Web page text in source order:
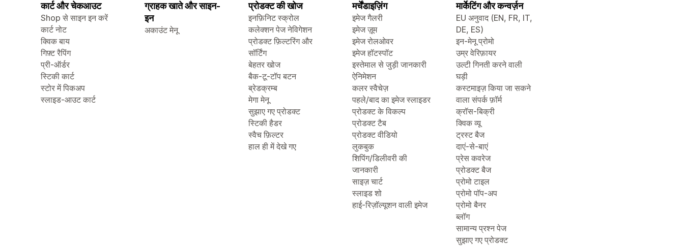
कार्ट और चेकआउट
Shop से साइन इन करें
कार्ट नोट
क्विक बाय
गिफ़्ट रैपिंग
प्री-ऑर्डर
स्टिकी कार्ट
स्टोर में पिकअप
स्लाइड-आउट कार्ट
ग्राहक खाते और साइन-
इन
अकाउंट मेनू
प्रोडक्ट की खोज
इनफ़िनिट स्क्रोल
कलेक्शन पेज नेविगेशन
प्रोडक्ट फ़िल्टरिंग और
सॉर्टिंग
बेहतर खोज
बैक-टू-टॉप बटन
ब्रेडक्रम्ब
मेगा मेनू
सुझाए गए प्रोडक्ट
स्टिकी हैडर
स्वैच फ़िल्टर
हाल ही में देखे गए
मर्चेंडाइज़िंग
इमेज गैलरी
इमेज ज़ूम
इमेज रोलओवर
इमेज हॉटस्पॉट
इस्तेमाल से जुड़ी जानकारी
ऐनिमेशन
कलर स्वैचेज़
पहले/बाद का इमेज स्लाइडर
प्रोडक्ट के विकल्प
प्रोडक्ट टैब
प्रोडक्ट वीडियो
लुकबुक
शिपिंग/डिलीवरी की
जानकारी
साइज़ चार्ट
स्लाइड शो
हाई-रिज़ॉल्यूशन वाली इमेज
मार्केटिंग और कन्वर्ज़न
EU अनुवाद (EN, FR, IT,
DE, ES)
इन-मेनू प्रोमो
उम्र वेरिफ़ायर
उल्टी गिनती करने वाली
घड़ी
कस्टमाइज़ किया जा सकने
वाला संपर्क फ़ॉर्म
क्रॉस-बिक्री
क्विक व्यू
ट्रस्ट बैज
दाएं-से-बाएं
प्रेस कवरेज
प्रोडक्ट बैज
प्रोमो टाइल
प्रोमो पॉप-अप
प्रोमो बैनर
ब्लॉग
सामान्य प्रश्न पेज
सुझाए गए प्रोडक्ट